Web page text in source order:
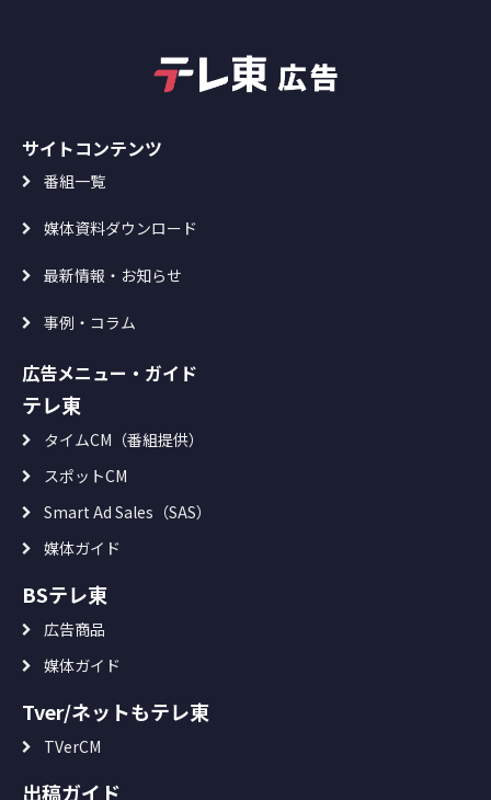
サイトコンテンツ
番組一覧
媒体資料ダウンロード
最新情報・お知らせ
事例・コラム
広告メニュー・ガイド
テレ東
タイムCM（番組提供）
スポットCM
Smart Ad Sales（SAS）
媒体ガイド
BSテレ東
広告商品
媒体ガイド
Tver/ネットもテレ東
TVerCM
出稿ガイド